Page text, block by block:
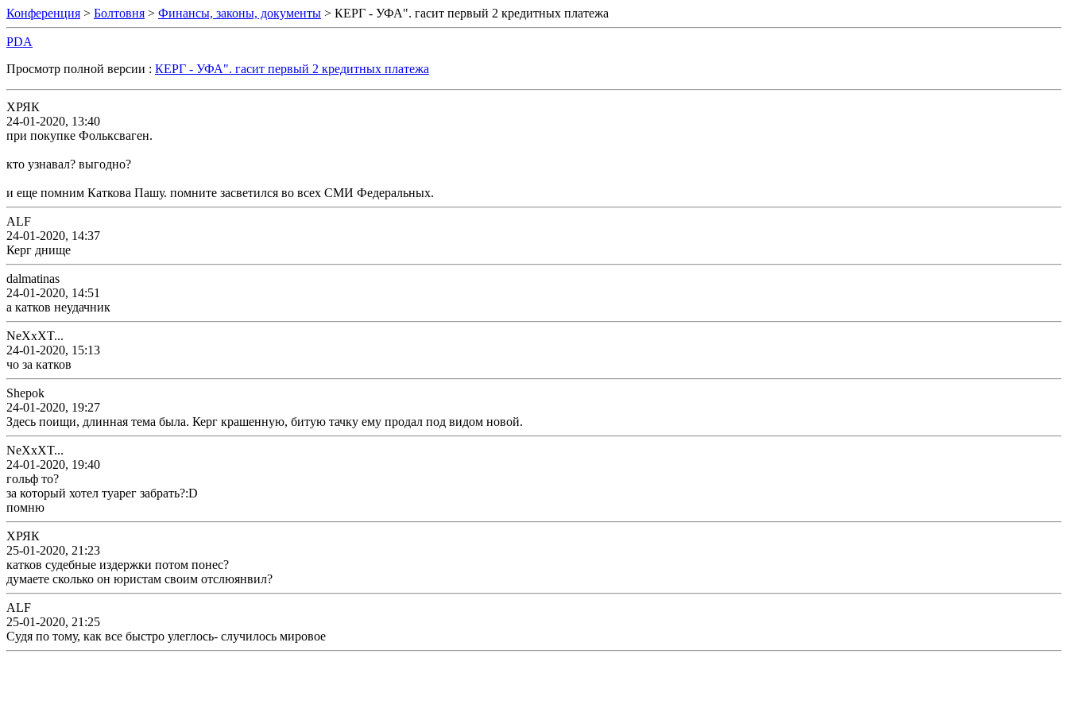
Конференция > Болтовня > Финансы, законы, документы > КЕРГ - УФА". гасит первый 2 кредитных платежа
PDA
Просмотр полной версии : КЕРГ - УФА". гасит первый 2 кредитных платежа
ХРЯК
24-01-2020, 13:40
при покупке Фольксваген.
кто узнавал? выгодно?
и еще помним Каткова Пашу. помните засветился во всех СМИ Федеральных.
ALF
24-01-2020, 14:37
Керг днище
dalmatinas
24-01-2020, 14:51
а катков неудачник
NeXxXT...
24-01-2020, 15:13
чо за катков
Shepok
24-01-2020, 19:27
Здесь поищи, длинная тема была. Керг крашенную, битую тачку ему продал под видом новой.
NeXxXT...
24-01-2020, 19:40
гольф то?
за который хотел туарег забрать?:D
помню
ХРЯК
25-01-2020, 21:23
катков судебные издержки потом понес?
думаете сколько он юристам своим отслюянвил?
ALF
25-01-2020, 21:25
Судя по тому, как все быстро улеглось- случилось мировое